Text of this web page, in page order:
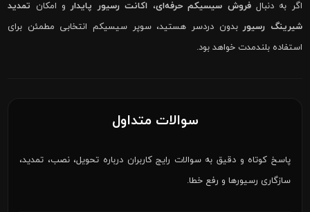
اگر به دنبالفروش سیسیکم حرفه‌ای، اکانت رسیور پایدارو امکان تمدید
شیرینگ رسیوربدون دردسر هستید، سوپر سیسیکم انتخابی مطمئن برای
استفاده بلندمدت خواهد بود.
سوالات متداول
پاسخ کوتاه و دقیق به سوالات رایج کاربران درباره تحویل، نصب، تمدید،
سازگاری رسیورها و رفع خطا.